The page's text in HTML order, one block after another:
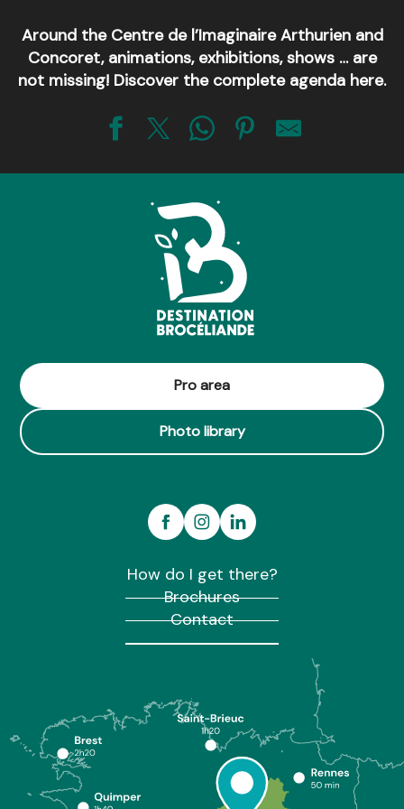
Around the Centre de l’Imaginaire Arthurien and
Concoret, animations, exhibitions, shows … are
not missing! Discover the complete agenda here.
Atelier dragonologie : création d'un oeuf de dragon
Jeu de piste Art et Nature
La vie de Merlin - conte avec le barde Ozégan
Contes et légendes de Brocéliande
Atelier créature : confection d'un familier magique
Du Val Sans Retour au Graal avec Pauline
Du Val Sans Retour au Graal avec Julie
Gallitrappe et le petit peuple de 15h et de 18h
Morgane et les fées dans le Val sans retour
Journée découverte de Brocéliande
Visite conférence de l'église du Graal
Pro area
Photo library
How do I get there?
Brochures
Contact